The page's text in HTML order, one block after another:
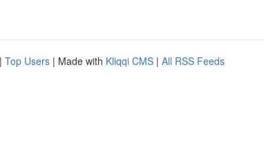
| Top Users | Made with Kliqqi CMS | All RSS Feeds